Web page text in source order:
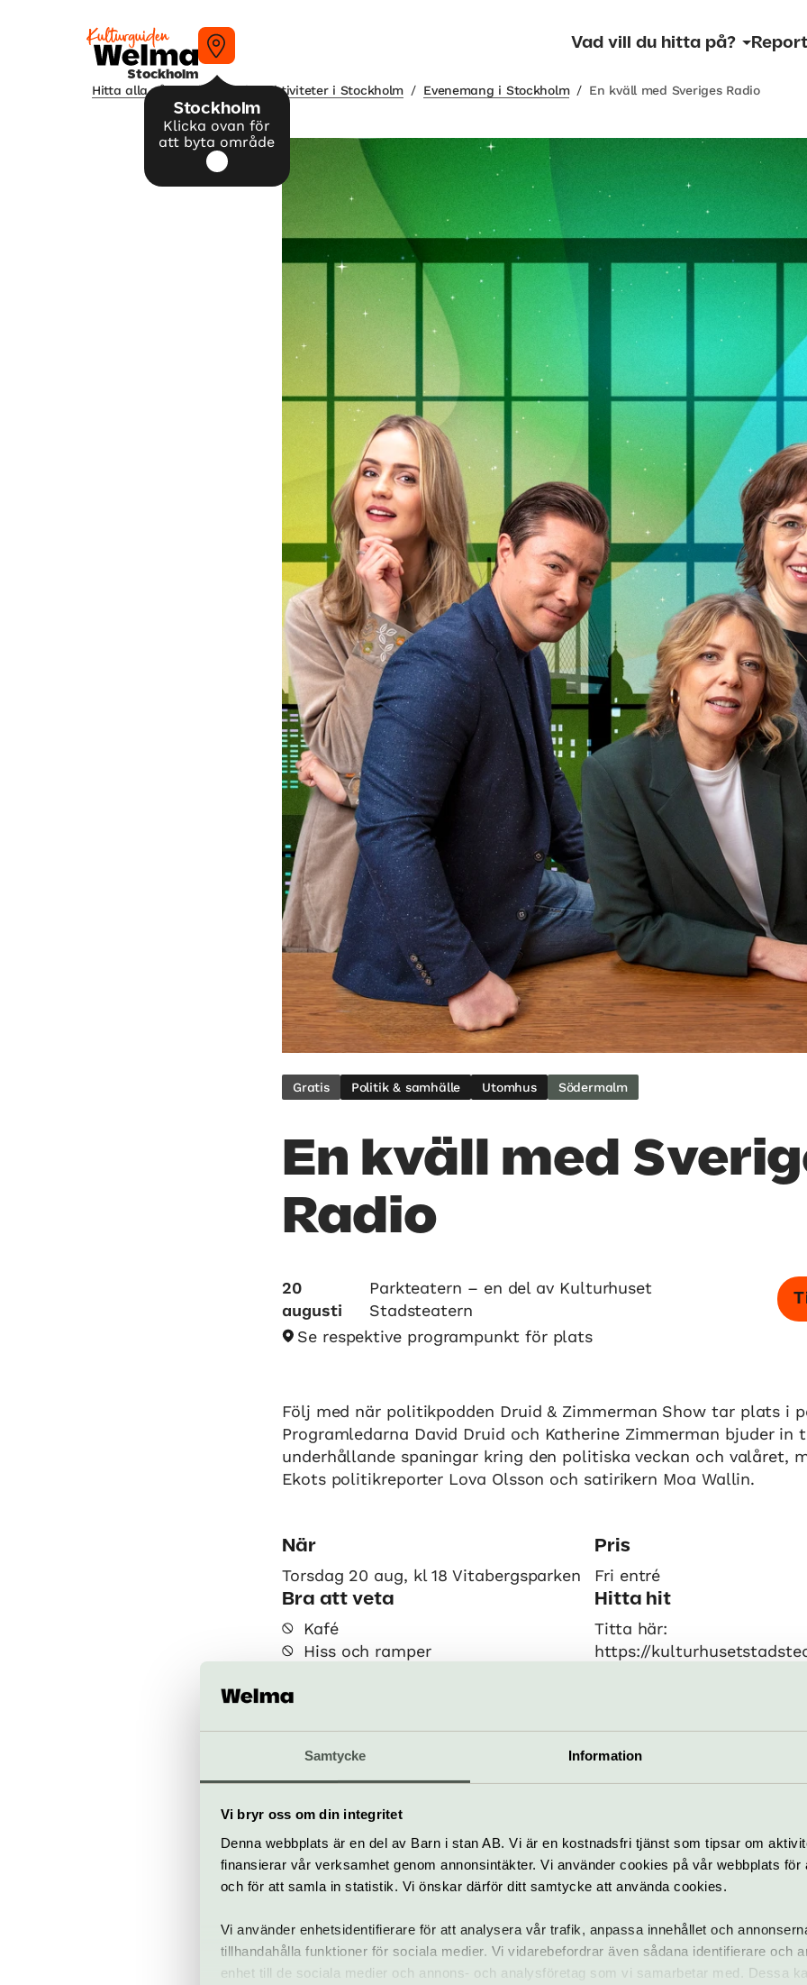
Samtycke Information
Vi bryr oss om din integritet
Denna webbplats är en del av Barn i stan AB. Vi är en kostnadsfri tjänst som tipsar om
finansierar vår verksamhet genom annonsintäkter. Vi använder cookies på vår webbplats för
och för att samla in statistik. Vi önskar därför ditt samtycke att använda cookies.
Vi använder enhetsidentifierare för att analysera vår trafik, anpassa innehållet och
tillhandahålla funktioner för sociala medier. Vi vidarebefordrar även sådana identifierare och
enhet till de sociala medier och annons- och analysföretag som vi samarbetar med. Dessa
Stockholm
Stockholm
Klicka ovan för
att byta område
Vad vill du hitta på?
Hitta alla våra tips på kulturaktiviteter i Stockholm / Evenemang i Stockholm / En kväll med Sveriges Radio
Gratis Politik & samhälle Utomhus Södermalm
En kväll med
Radio
20
augusti
Parkteatern – en del av Kulturhuset
Stadsteatern
Se respektive programpunkt för plats
Följ med när politikpodden Druid & Zimmerman Show tar plats i
Programledarna David Druid och Katherine Zimmerman bjuder in
underhållande spaningar kring den politiska veckan och valåret,
Ekots politikreporter Lova Olsson och satirikern Moa Wallin.
När
Torsdag 20 aug, kl 18 Vitabergsparken
Pris
Fri entré
Bra att veta
Kafé
Hiss och ramper
Hitta hit
Titta här:
https://
Parkteatern – en del av Kulturhuset Stadsteatern
Se respektive programpunkt för
kulturhusetstadsteatern.se/parkteatern
Till webbplats